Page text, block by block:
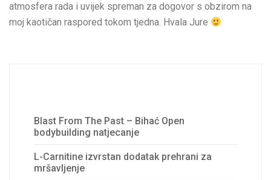
atmosfera rada i uvijek spreman za dogovor s obzirom na
moj kaotičan raspored tokom tjedna. Hvala Jure
Blast From The Past – Bihać Open
bodybuilding natjecanje
L-Carnitine izvrstan dodatak prehrani za
mršavljenje